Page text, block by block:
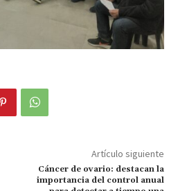
Artículo siguiente
Cáncer de ovario: destacan la
importancia del control anual